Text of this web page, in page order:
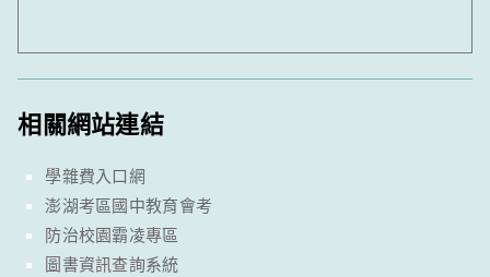
相關網站連結
學雜費入口網
澎湖考區國中教育會考
防治校園霸凌專區
圖書資訊查詢系統